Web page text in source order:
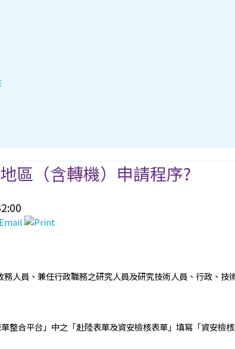
區（含轉機）申請程序?
人員、兼任行政職務之研究人員及研究技術人員、行政、技
整合平台」中之「赴陸表單及資安檢核表單」填寫「資安檢核